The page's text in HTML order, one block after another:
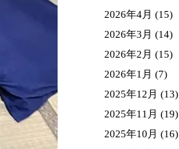
2026年4月 (15)
2026年3月 (14)
2026年2月 (15)
2026年1月 (7)
2025年12月 (13)
2025年11月 (19)
2025年10月 (16)